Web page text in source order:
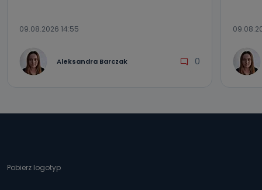
09.08.2026 14:55
Aleksandra Barczak 0
Pobierz logotyp